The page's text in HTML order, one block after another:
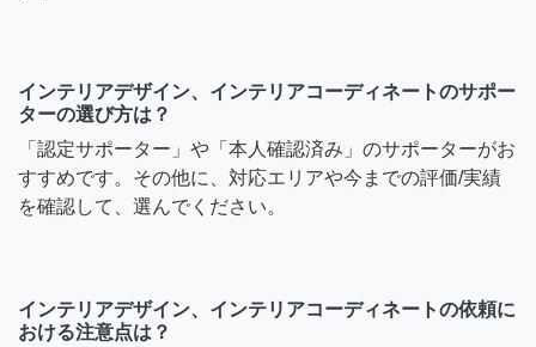
インテリアデザイン、インテリアコーディネートのサポー
ターの選び方は？
「認定サポーター」や「本人確認済み」のサポーターがお
すすめです。その他に、対応エリアや今までの評価/実績
を確認して、選んでください。
インテリアデザイン、インテリアコーディネートの依頼に
おける注意点は？